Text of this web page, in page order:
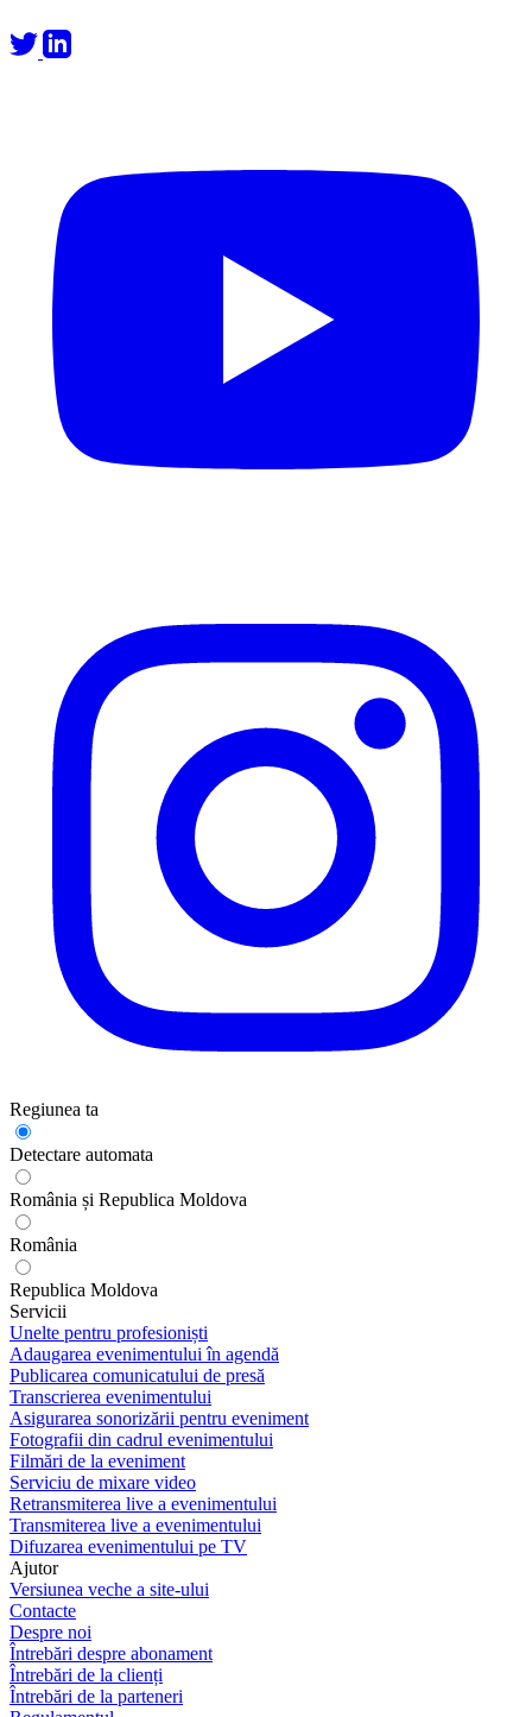
Regiunea ta
Detectare automata
România și Republica Moldova
România
Republica Moldova
Servicii
Unelte pentru profesioniști
Adaugarea evenimentului în agendă
Publicarea comunicatului de presă
Transcrierea evenimentului
Asigurarea sonorizării pentru eveniment
Fotografii din cadrul evenimentului
Filmări de la eveniment
Serviciu de mixare video
Retransmiterea live a evenimentului
Transmiterea live a evenimentului
Difuzarea evenimentului pe TV
Ajutor
Versiunea veche a site-ului
Contacte
Despre noi
Întrebări despre abonament
Întrebări de la clienți
Întrebări de la parteneri